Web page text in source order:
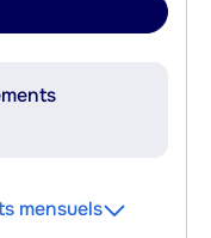
mensuels